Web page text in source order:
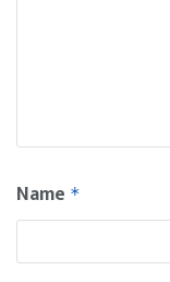
Name *